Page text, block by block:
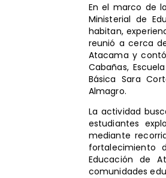
En el marco de
Ministerial de
habitan,
reunió a cerca
Atacama y
Cabañas,
Básica Sara
Almagro.
La actividad
estudiantes
mediante
fortalecimiento
Educación de
comunidades